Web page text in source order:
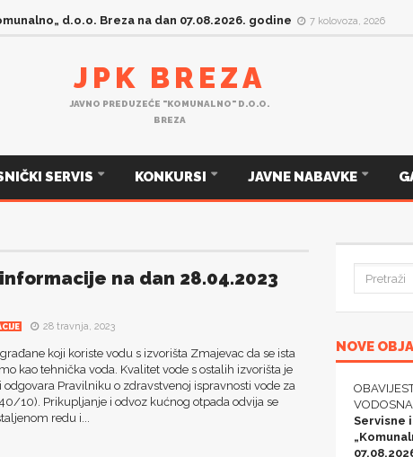
d.o.o. Breza na dan 06.08.2026. godine 6 kolovoza, 2026
JPK BREZA
JAVNO PREDUZEĆE "KOMUNALNO" D.O.O.
BREZA
SERVIS KONKURSI JAVNE NABAVKE
na dan 28.04.2023
28 travnja, 2023
koji koriste vodu s izvorišta Zmajevac da se ista
kao tehnička voda. Kvalitet vode s ostalih izvorišta je
odgovara Pravilniku o zdravstvenoj ispravnosti vode za
10). Prikupljanje i odvoz kućnog otpada odvija se
redu i...
NOVE
Servisne